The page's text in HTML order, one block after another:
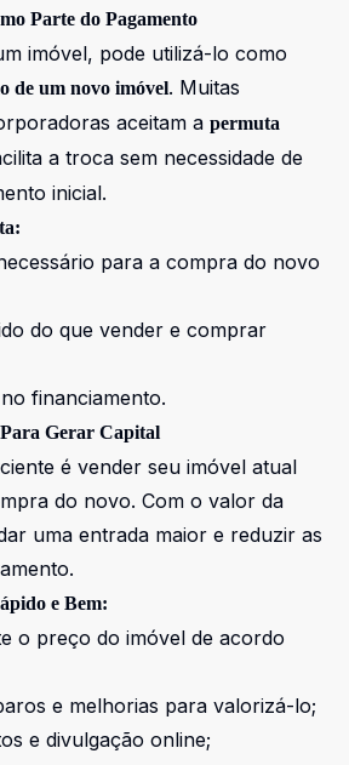
Parte do Pagamento
imóvel, pode utilizá-lo como
de um novo imóvel. Muitas
aceitam a permuta
a troca sem necessidade de
inicial.
para a compra do novo
do que vender e comprar
financiamento.
Gerar Capital
é vender seu imóvel atual
do novo. Com o valor da
uma entrada maior e reduzir as
e Bem:
o preço do imóvel de acordo
e melhorias para valorizá-lo;
e divulgação online;